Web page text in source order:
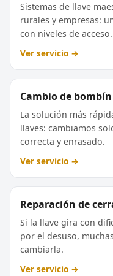
Sistemas de llave
rurales y empresas:
con niveles de acceso.
Ver servicio →
Cambio de
La solución más
llaves: cambiamos
correcta y enrasado.
Ver servicio →
Reparación de
Si la llave gira con
por el desuso,
cambiarla.
Ver servicio →